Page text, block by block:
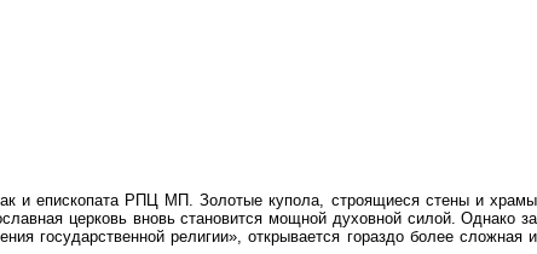
и епископата РПЦ МП. Золотые купола, строящиеся стены и храмы
церковь вновь становится мощной духовной силой. Однако за
государственной религии», открывается гораздо более сложная и